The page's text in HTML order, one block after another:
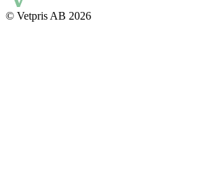
© Vetpris AB 2026